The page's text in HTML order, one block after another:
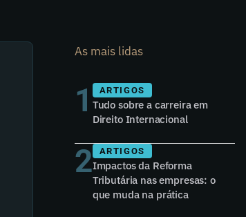
As mais lidas
1 ARTIGOS
Tudo sobre a carreira em
Direito Internacional
2 ARTIGOS
Impactos da Reforma
Tributária nas empresas: o
que muda na prática